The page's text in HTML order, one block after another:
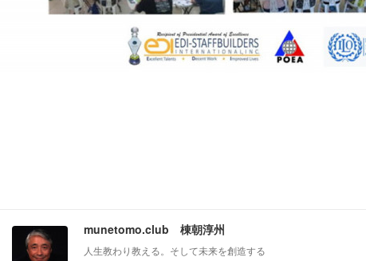
munetomo.club 棟朝淳州
人生教わり教える。そして未来を創造する